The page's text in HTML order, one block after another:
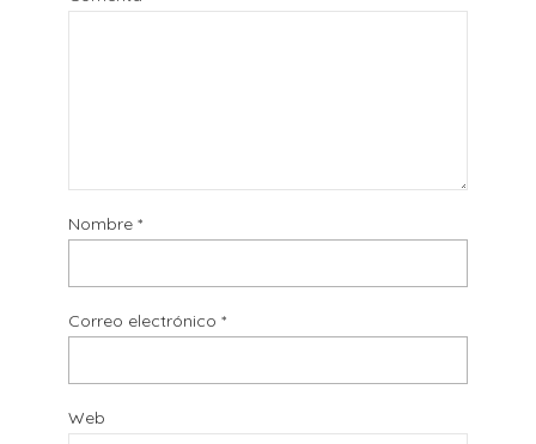
Nombre *
Correo electrónico *
Web